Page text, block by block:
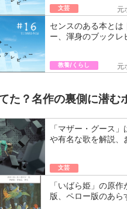
文芸
元
センスのある本とは
ー、渾身のブックレ
教養/くらし
元
た？名作の裏側に潜む
「マザー・グース
や有名な歌を解説、
文芸
「いばら姫」の原
版、ペロー版のあら